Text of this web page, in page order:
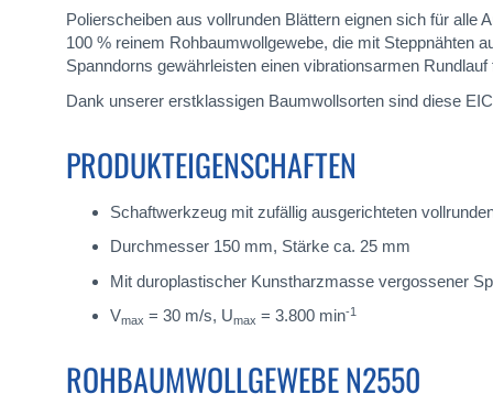
Polierscheiben aus vollrunden Blättern eignen sich für alle
100 % reinem Rohbaumwollgewebe, die mit Steppnähten
Spanndorns gewährleisten einen vibrationsarmen
Dank unserer erstklassigen Baumwollsorten sind diese
PRODUKTEIGENSCHAFTEN
Schaftwerkzeug mit zufällig ausgerichteten
Durchmesser 150 mm, Stärke ca. 25 mm
Mit duroplastischer Kunstharzmasse vergossener
Vmax = 30 m/s, Umax = 3.800 min-1
ROHBAUMWOLLGEWEBE N2550